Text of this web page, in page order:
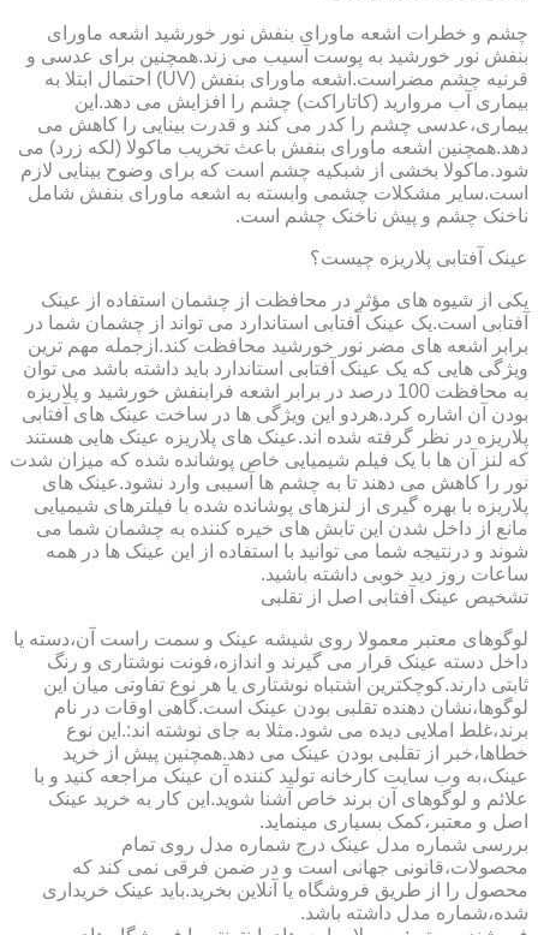
چشم و خطرات اشعه ماورای بنفش نور خورشید اشعه ماورای
بنفش نور خورشید به پوست آسیب می زند.همچنین برای عدسی و
قرنیه چشم مضراست.اشعه ماورای بنفش (UV) احتمال ابتلا به
بیماری آب مروارید (کاتاراکت) چشم را افزایش می دهد.این
بیماری،عدسی چشم را کدر می کند و قدرت بینایی را کاهش می
دهد.همچنین اشعه ماورای بنفش باعث تخریب ماکولا (لکه زرد) می
شود.ماکولا بخشی از شبکیه چشم است که برای وضوح بینایی لازم
است.سایر مشکلات چشمی وابسته به اشعه ماورای بنفش شامل
ناخنک چشم و پیش ناخنک چشم است.
عینک آفتابی پلاریزه چیست؟
یکی از شیوه های مؤثر در محافظت از چشمان استفاده از عینک
آفتابی است.یک عینک آفتابی استاندارد می تواند از چشمان شما در
برابر اشعه های مضر نور خورشید محافظت کند.ازجمله مهم ترین
ویژگی هایی که یک عینک آفتابی استاندارد باید داشته باشد می توان
به محافظت 100 درصد در برابر اشعه فرابنفش خورشید و پلاریزه
بودن آن اشاره کرد.هردو این ویژگی ها در ساخت عینک های آفتابی
پلاریزه در نظر گرفته شده اند.عینک های پلاریزه عینک هایی هستند
که لنز آن ها با یک فیلم شیمیایی خاص پوشانده شده که میزان شدت
نور را کاهش می دهند تا به چشم ها آسیبی وارد نشود.عینک های
پلاریزه با بهره گیری از لنزهای پوشانده شده با فیلترهای شیمیایی
مانع از داخل شدن این تابش های خیره کننده به چشمان شما می
شوند و درنتیجه شما می توانید با استفاده از این عینک ها در همه
ساعات روز دید خوبی داشته باشید.
تشخیص عینک آفتابی اصل از تقلبی
لوگوهای معتبر معمولا روی شیشه عینک و سمت راست آن،دسته یا
داخل دسته عینک قرار می گیرند و اندازه،فونت نوشتاری و رنگ
ثابتی دارند.کوچکترین اشتباه نوشتاری یا هر نوع تفاوتی میان این
لوگوها،نشان دهنده تقلبی بودن عینک است.گاهی اوقات در نام
برند،غلط املایی دیده می شود.مثلا به جای نوشته اند:.این نوع
خطاها،خبر از تقلبی بودن عینک می دهد.همچنین پیش از خرید
عینک،به وب سایت کارخانه تولید کننده آن عینک مراجعه کنید و با
علائم و لوگوهای آن برند خاص آشنا شوید.این کار به خرید عینک
اصل و معتبر،کمک بسیاری مینماید.
بررسی شماره مدل عینک درج شماره مدل روی تمام
محصولات،قانونی جهانی است و در ضمن فرقی نمی کند که
محصول را از طریق فروشگاه یا آنلاین بخرید.باید عینک خریداری
شده،شماره مدل داشته باشد.